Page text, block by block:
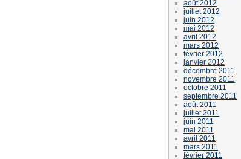
août 2012
juillet 2012
juin 2012
mai 2012
avril 2012
mars 2012
février 2012
janvier 2012
décembre 2011
novembre 2011
octobre 2011
septembre 2011
août 2011
juillet 2011
juin 2011
mai 2011
avril 2011
mars 2011
février 2011